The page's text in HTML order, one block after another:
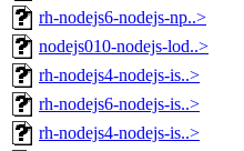
rh-nodejs6-nodejs-np..>
nodejs010-nodejs-lod..>
rh-nodejs4-nodejs-is..>
rh-nodejs6-nodejs-is..>
rh-nodejs4-nodejs-is..>